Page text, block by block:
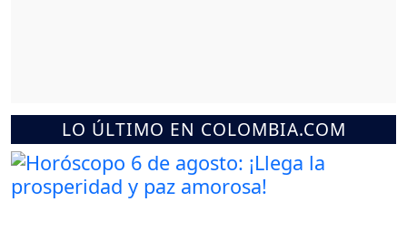
LO ÚLTIMO EN COLOMBIA.COM